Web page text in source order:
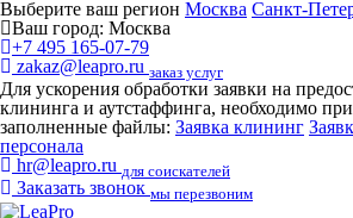
Выберите ваш регион Москва Санкт-
Ваш город: Москва
+7 495 165-07-79
zakaz@leapro.ru заказ услуг
Для ускорения обработки заявки на
клининга и аутстаффинга, необходимо
заполненные файлы: Заявка клининг
персонала
hr@leapro.ru для соискателей
Заказать звонок мы перезвоним